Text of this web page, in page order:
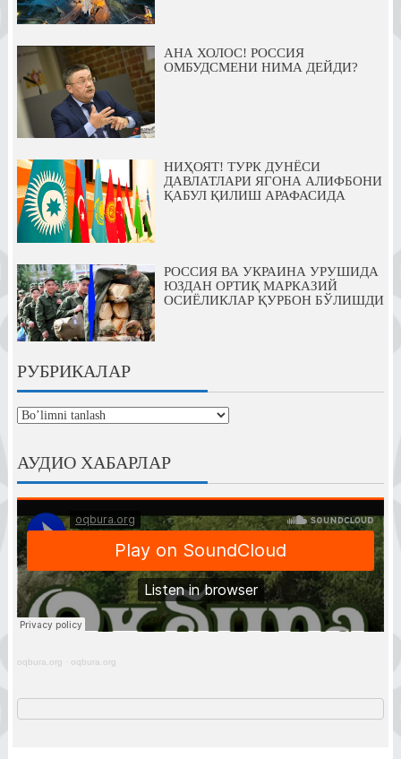
АНА ХОЛОС! РОССИЯ
ОМБУДСМЕНИ НИМА ДЕЙДИ?
НИҲОЯТ! ТУРК ДУНЁСИ
ДАВЛАТЛАРИ ЯГОНА АЛИФБОНИ
ҚАБУЛ ҚИЛИШ АРАФАСИДА
РОССИЯ ВА УКРАИНА УРУШИДА
ЮЗДАН ОРТИҚ МАРКАЗИЙ
ОСИЁЛИКЛАР ҚУРБОН БЎЛИШДИ
РУБРИКАЛАР
рубрикалар
АУДИО ХАБАРЛАР
oqbura.org · oqbura.org